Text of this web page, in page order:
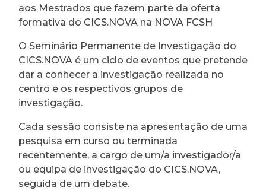
aos Mestrados que fazem parte da oferta
formativa do CICS.NOVA na NOVA FCSH
O Seminário Permanente de Investigação do
CICS.NOVA é um ciclo de eventos que pretende
dar a conhecer a investigação realizada no
centro e os respectivos grupos de
investigação.
Cada sessão consiste na apresentação de uma
pesquisa em curso ou terminada
recentemente, a cargo de um/a investigador/a
ou equipa de investigação do CICS.NOVA,
seguida de um debate.